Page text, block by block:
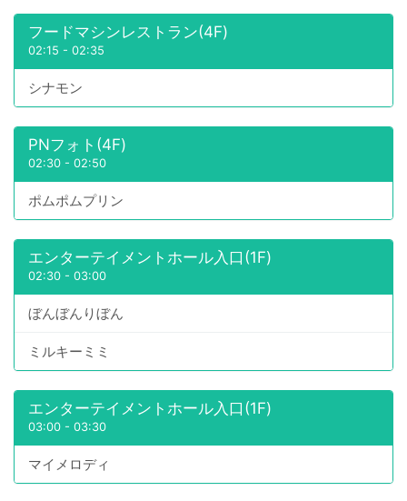
フードマシンレストラン(4F)
02:15 - 02:35
シナモン
PNフォト(4F)
02:30 - 02:50
ポムポムプリン
エンターテイメントホール入口(1F)
02:30 - 03:00
ぼんぼんりぼん
ミルキーミミ
エンターテイメントホール入口(1F)
03:00 - 03:30
マイメロディ